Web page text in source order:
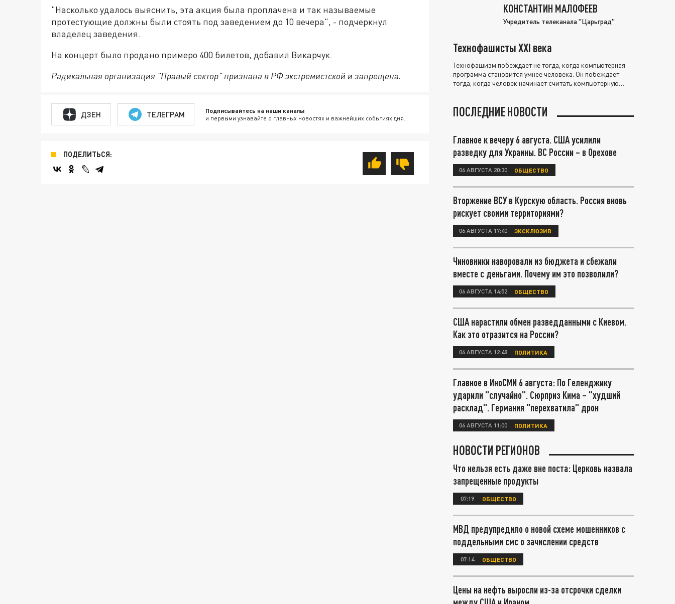
"Насколько удалось выяснить, эта акция была проплачена и так называемые
протестующие должны были стоять под заведением до 10 вечера", - подчеркнул
владелец заведения.
На концерт было продано примеро 400 билетов, добавил Викарчук.
Радикальная организация "Правый сектор" признана в РФ экстремистской и запрещена.
ДЗЕН ТЕЛЕГРАМ Подписывайтесь на наши каналы
и первыми узнавайте о главных новостях и важнейших событиях дня.
ПОДЕЛИТЬСЯ:
КОНСТАНТИН МАЛОФЕЕВ
Учредитель телеканала "Царьград"
Технофашисты XXI века
Технофашизм побеждает не тогда, когда компьютерная
программа становится умнее человека. Он побеждает
тогда, когда человек начинает считать компьютерную
ПОСЛЕДНИЕ НОВОСТИ
Главное к вечеру 6 августа. США усилили
разведку для Украины. ВС России – в Орехове
06 АВГУСТА 20:30 ОБЩЕСТВО
Вторжение ВСУ в Курскую область. Россия вновь
рискует своими территориями?
06 АВГУСТА 17:40 ЭКСКЛЮЗИВ
Чиновники наворовали из бюджета и сбежали
вместе с деньгами. Почему им это позволили?
06 АВГУСТА 14:52 ОБЩЕСТВО
США нарастили обмен разведданными с Киевом.
Как это отразится на России?
06 АВГУСТА 12:48 ПОЛИТИКА
Главное в ИноСМИ 6 августа: По Геленджику
ударили "случайно". Сюрприз Кима – "худший
расклад". Германия "перехватила" дрон
06 АВГУСТА 11:00 ПОЛИТИКА
НОВОСТИ РЕГИОНОВ
Что нельзя есть даже вне поста: Церковь назвала
запрещенные продукты
07:19 ОБЩЕСТВО
МВД предупредило о новой схеме мошенников с
поддельными смс о зачислении средств
07:14 ОБЩЕСТВО
Цены на нефть выросли из-за отсрочки сделки